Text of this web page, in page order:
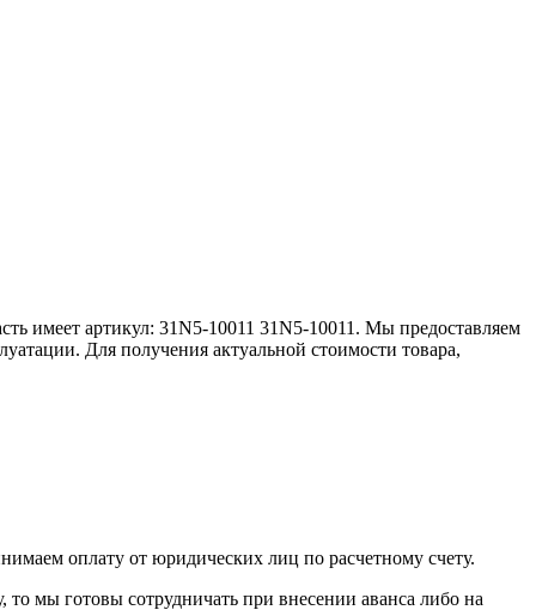
имеет артикул: 31N5-10011 31N5-10011. Мы предоставляем
Для получения актуальной стоимости товара,
оплату от юридических лиц по расчетному счету.
то мы готовы сотрудничать при внесении аванса либо на